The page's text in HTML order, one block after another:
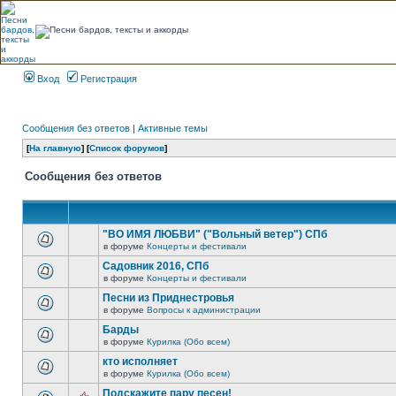
Вход Регистрация
Сообщения без ответов | Активные темы
[На главную] [Список форумов]
Сообщения без ответов
"ВО ИМЯ ЛЮБВИ" ("Вольный ветер") СПб
в форуме Концерты и фестивали
Садовник 2016, СПб
в форуме Концерты и фестивали
Песни из Приднестровья
в форуме Вопросы к администрации
Барды
в форуме Курилка (Обо всем)
кто исполняет
в форуме Курилка (Обо всем)
Подскажите пару песен!